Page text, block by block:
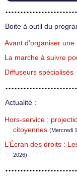
Boite à outil du
Avant d’organiser
La marche à suivre
Diffuseurs spécialisés
Actualité :
Hors-service :
citoyennes (Mercredi
L’Écran des droits :
2026)